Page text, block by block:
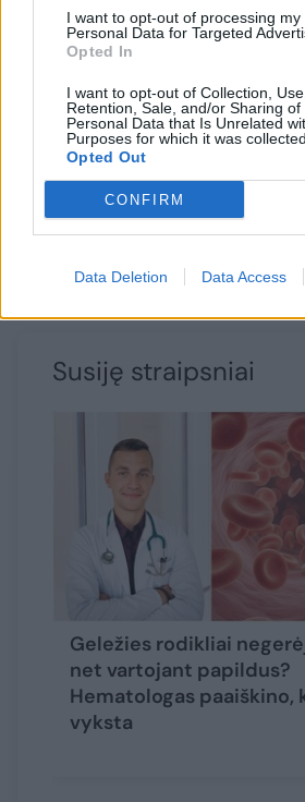
I want to opt-out of processing my
Personal Data for Targeted
Opted In
I want to opt-out of Collection, Use,
Retention, Sale, and/or Sharing of
Personal Data that Is Unrelated
Purposes for which it was collected.
Opted Out
CONFIRM
Data Deletion Data Access
bet ir atkurti geležies
nepasikartotų. Moterims
turėtų svyruoti tarp 120–160
140–180 g/l. Feritino norma
150 µg/l, o vyrams –
pasak vaistininkės, norint
išvengti nemalonių
rodikliai turėtų būti
viduriu.
Susiję straipsniai
Geležies rodikliai
net vartojant papildus?
Hematologas paaiškino,
vyksta